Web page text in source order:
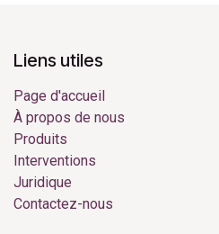
Liens utiles
Page d'accueil
À propos de nous
Produits
Interventions
Juridique
Contactez-nous